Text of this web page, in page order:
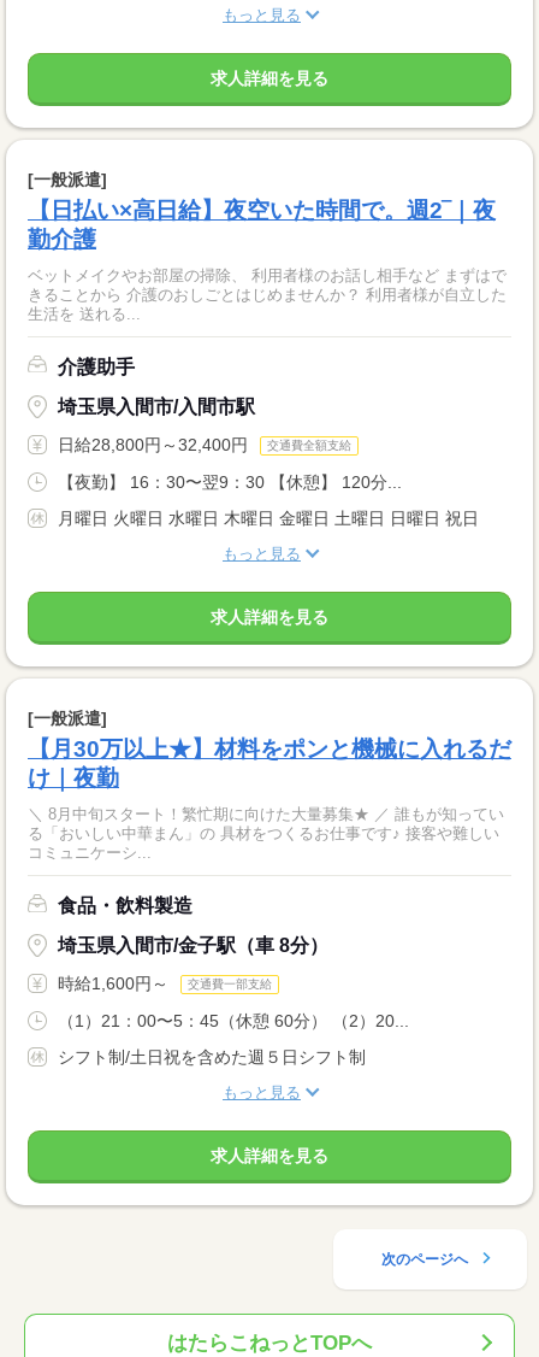
もっと見る
求人詳細を見る
[一般派遣]
【日払い×高日給】夜空いた時間で。週2‾｜夜
勤介護
ベットメイクやお部屋の掃除、 利用者様のお話し相手など まずはで
きることから 介護のおしごとはじめませんか？ 利用者様が自立した
生活を 送れる...
介護助手
埼玉県入間市/入間市駅
日給28,800円～32,400円 交通費全額支給
【夜勤】 16：30〜翌9：30 【休憩】 120分...
月曜日 火曜日 水曜日 木曜日 金曜日 土曜日 日曜日 祝日
もっと見る
求人詳細を見る
[一般派遣]
【月30万以上★】材料をポンと機械に入れるだ
け｜夜勤
＼ 8月中旬スタート！繁忙期に向けた大量募集★ ／ 誰もが知ってい
る「おいしい中華まん」の 具材をつくるお仕事です♪ 接客や難しい
コミュニケーシ...
食品・飲料製造
埼玉県入間市/金子駅（車 8分）
時給1,600円～ 交通費一部支給
（1）21：00〜5：45（休憩 60分） （2）20...
シフト制/土日祝を含めた週５日シフト制
もっと見る
求人詳細を見る
次のページへ
はたらこねっとTOPへ